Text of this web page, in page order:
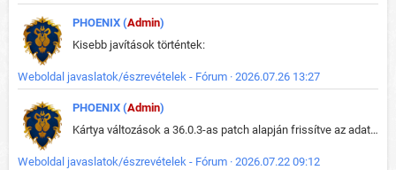
PHOENIX (Admin)
Kisebb javítások történtek:
Weboldal javaslatok/észrevételek - Fórum · 2026.07.26 13:27
PHOENIX (Admin)
Kártya változások a 36.0.3-as patch alapján frissítve az adatbázisban (képek is cserélve).
Weboldal javaslatok/észrevételek - Fórum · 2026.07.22 09:12